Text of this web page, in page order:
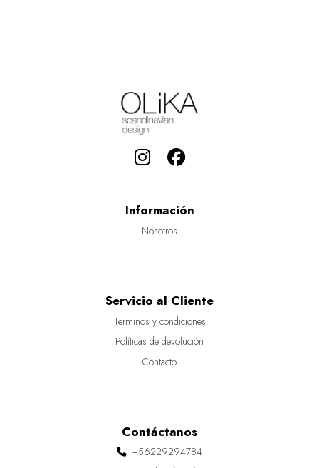
Información
Nosotros
Servicio al Cliente
Terminos y condiciones
Políticas de devolución
Contacto
Contáctanos
+56229294784